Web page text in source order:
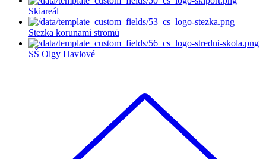
Skiareál
Stezka korunami stromů
SŠ Olgy Havlové